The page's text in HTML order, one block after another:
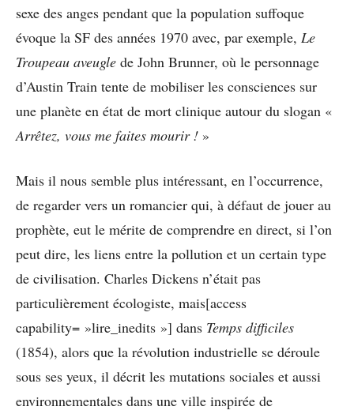
sexe des anges pendant que la population suffoque
évoque la SF des années 1970 avec, par exemple, Le
Troupeau aveugle de John Brunner, où le personnage
d’Austin Train tente de mobiliser les consciences sur
une planète en état de mort clinique autour du slogan «
Arrêtez, vous me faites mourir ! »
Mais il nous semble plus intéressant, en l’occurrence,
de regarder vers un romancier qui, à défaut de jouer au
prophète, eut le mérite de comprendre en direct, si l’on
peut dire, les liens entre la pollution et un certain type
de civilisation. Charles Dickens n’était pas
particulièrement écologiste, mais[access
capability= »lire_inedits »] dans Temps difficiles
(1854), alors que la révolution industrielle se déroule
sous ses yeux, il décrit les mutations sociales et aussi
environnementales dans une ville inspirée de